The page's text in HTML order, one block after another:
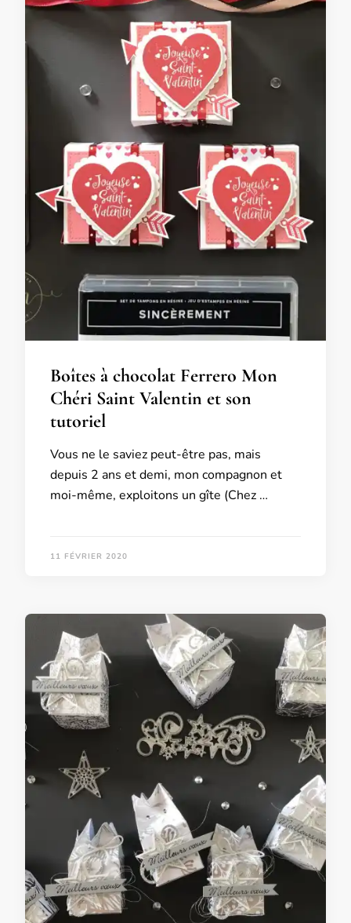
Boîtes à chocolat Ferrero Mon
Chéri Saint Valentin et son
tutoriel
Vous ne le saviez peut-être pas, mais
depuis 2 ans et demi, mon compagnon et
moi-même, exploitons un gîte (Chez …
11 FÉVRIER 2020